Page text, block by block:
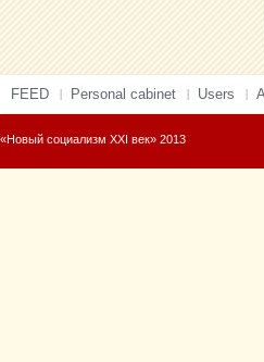
FEED Personal cabinet Users
«Новый социализм XXI век» 2013